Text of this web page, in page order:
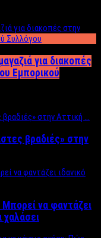
για διακοπές
Εμπορικού
βραδιές» στην
να φαντάζει
χαλάσει